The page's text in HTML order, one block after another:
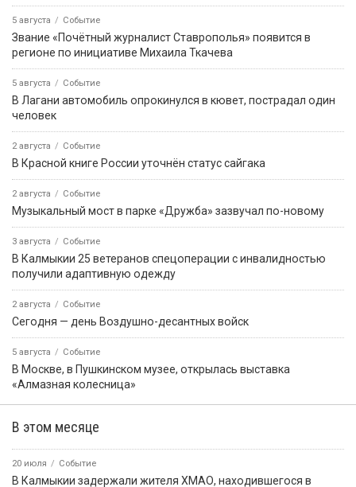
5 августа Событие
Звание «Почётный журналист Ставрополья» появится в
регионе по инициативе Михаила Ткачева
5 августа Событие
В Лагани автомобиль опрокинулся в кювет, пострадал один
человек
2 августа Событие
В Красной книге России уточнён статус сайгака
2 августа Событие
Музыкальный мост в парке «Дружба» зазвучал по-новому
3 августа Событие
В Калмыкии 25 ветеранов спецоперации с инвалидностью
получили адаптивную одежду
2 августа Событие
Сегодня — день Воздушно-десантных войск
5 августа Событие
В Москве, в Пушкинском музее, открылась выставка
«Алмазная колесница»
В этом месяце
20 июля Событие
В Калмыкии задержали жителя ХМАО, находившегося в